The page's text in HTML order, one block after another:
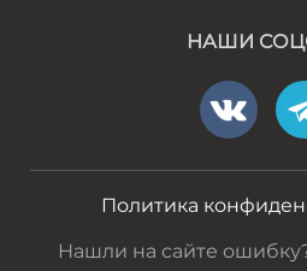
НАШИ
Политика
Нашли на сайте